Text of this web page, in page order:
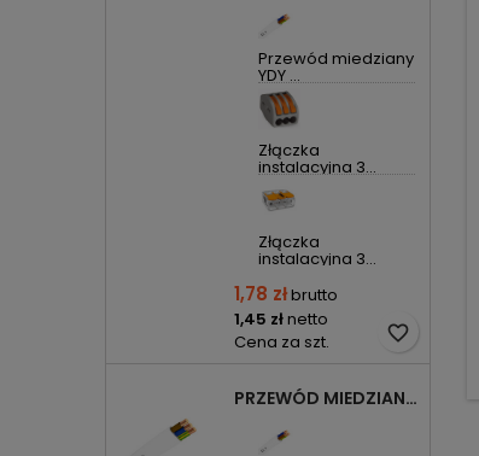
Przewód miedziany
YDY ...
Złączka
instalacyjna 3...
Złączka
instalacyjna 3...
1,78 złbrutto
1,45 złnetto
Cena za szt.
favorite_border
PRZEWÓD MIEDZIANY YDYP DRUT 3X1,5MM2 ŻO 450/750V